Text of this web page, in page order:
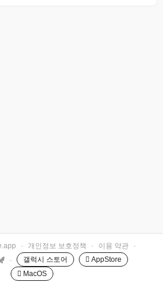
· 개인정보 보호정책 · 이용 약관
·
· 갤럭시 스토어
 AppStore
 MacOS